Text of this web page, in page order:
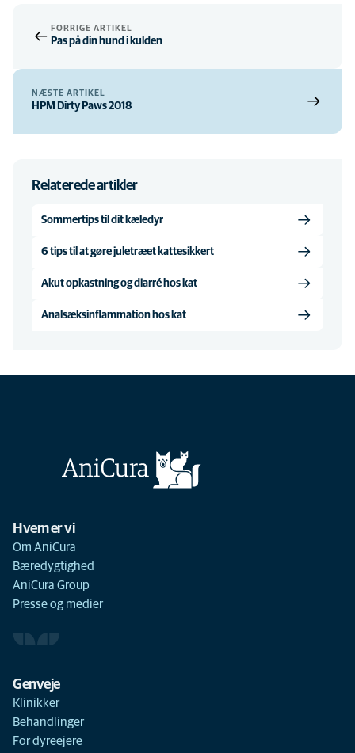
FORRIGE ARTIKEL
Pas på din hund i kulden
NÆSTE ARTIKEL
HPM Dirty Paws 2018
Relaterede artikler
Sommertips til dit kæledyr
6 tips til at gøre juletræet kattesikkert
Akut opkastning og diarré hos kat
Analsæksinflammation hos kat
Hvem er vi
Om AniCura
Bæredygtighed
AniCura Group
Presse og medier
Genveje
Klinikker
Behandlinger
For dyreejere